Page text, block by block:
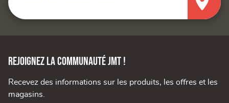
Rejoignez la communauté JMT !
Recevez des informations sur les produits, les offres et les
magasins.